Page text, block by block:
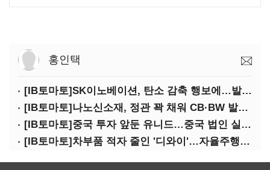
홍인택
[IB토마토]SK이노베이션, 탄소 감축 행보에…발목 잡는 계열사
[IB토마토]나노신소재, 정관 꽉 채워 CB·BW 발행…지배력 약화 우려
[IB토마토]중국 투자 앞둔 유니드…중국 법인 실적 하락 '딜레마'
[IB토마토]차부품 적자 줄인 '디와이'…자율주행 타고 반등하나